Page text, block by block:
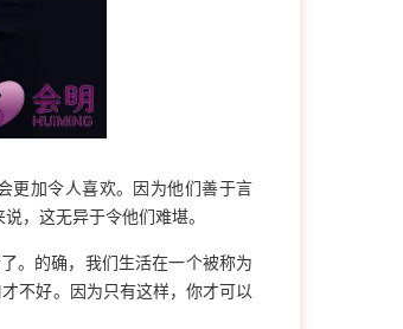
更加令人喜欢。因为他们善于言
，这无异于令他们难堪。
。的确，我们生活在一个被称为
不好。因为只有这样，你才可以